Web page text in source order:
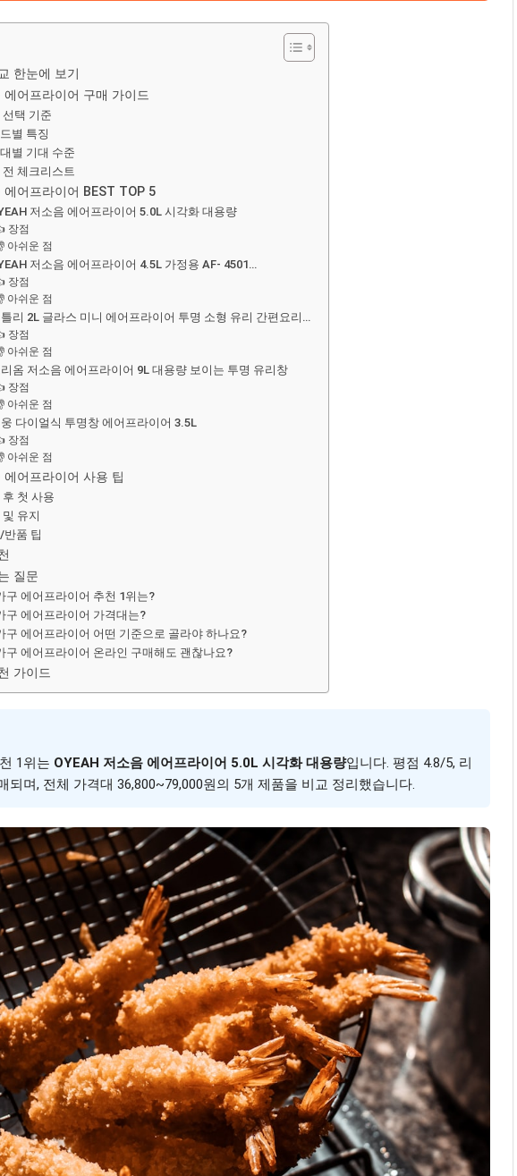
한눈에 보기
에어프라이어 구매 가이드
선택 기준
별 특징
별 기대 수준
전 체크리스트
에어프라이어 BEST TOP 5
저소음 에어프라이어 5.0L 시각화 대용량
장점
아쉬운 점
저소음 에어프라이어 4.5L 가정용 AF- 4501…
장점
아쉬운 점
리 2L 글라스 미니 에어프라이어 투명 소형 유리 간편요리…
장점
아쉬운 점
옴 저소음 에어프라이어 9L 대용량 보이는 투명 유리창
장점
아쉬운 점
다이얼식 투명창 에어프라이어 3.5L
장점
아쉬운 점
에어프라이어 사용 팁
후 첫 사용
및 유지
반품 팁
질문
구 에어프라이어 추천 1위는?
구 에어프라이어 가격대는?
구 에어프라이어 어떤 기준으로 골라야 하나요?
구 에어프라이어 온라인 구매해도 괜찮나요?
가이드
1위는 OYEAH 저소음 에어프라이어 5.0L 시각화 대용량입니다. 평점 4.8/5, 리
되며, 전체 가격대 36,800~79,000원의 5개 제품을 비교 정리했습니다.